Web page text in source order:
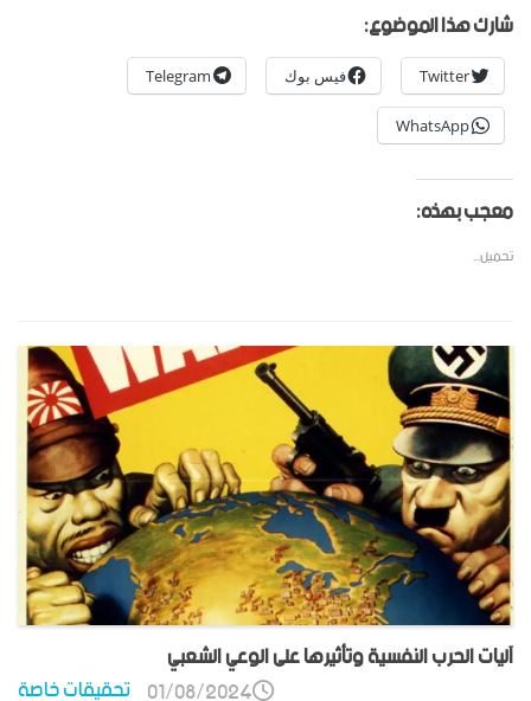
شارك هذا الموضوع:
Twitter فيس بوك Telegram
WhatsApp
معجب بهذه:
تحميل...
آليات الحرب النفسية وتأثيرها على الوعي الشعبي
تحقيقات خاصة